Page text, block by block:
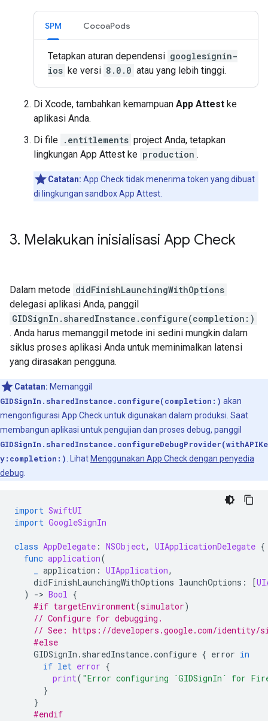
SPM CocoaPods
Tetapkan aturan dependensi googlesignin-
ios ke versi 8.0.0 atau yang lebih tinggi.
Di Xcode, tambahkan kemampuan App Attest ke
aplikasi Anda.
Di file .entitlements project Anda, tetapkan
lingkungan App Attest ke production .
Catatan: App Check tidak menerima token yang dibuat
di lingkungan sandbox App Attest.
3. Melakukan inisialisasi App Check
Dalam metode didFinishLaunchingWithOptions
delegasi aplikasi Anda, panggil
GIDSignIn.sharedInstance.configure(completion:)
. Anda harus memanggil metode ini sedini mungkin dalam
siklus proses aplikasi Anda untuk meminimalkan latensi
yang dirasakan pengguna.
Catatan: Memanggil
GIDSignIn.sharedInstance.configure(completion:) akan
mengonfigurasi App Check untuk digunakan dalam produksi. Saat
membangun aplikasi untuk pengujian dan proses debug, panggil
GIDSignIn.sharedInstance.configureDebugProvider(withAPIKe
y:completion:)
. Lihat Menggunakan App Check dengan penyedia
debug
import SwiftUI
import GoogleSignIn
class AppDelegate : NSObject, UIApplicationDelegate {
func application(
application : UIApplication,
didFinishLaunchingWithOptions launchOptions : [
)
-> Bool {
#if targetEnvironment(simulator)
// Configure for debugging.
// See: https://developers.google.com/identity/
#else
GIDSignIn . sharedInstance.configure { error in
if let error {
print( "Error configuring `GIDSignIn` for
}
}
#endif